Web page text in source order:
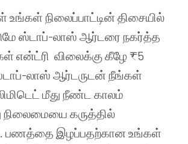
உங்கள் நிலைப்பாட்டின் திசையில்
ஸ்டாப்-லாஸ் ஆர்டரை நகர்த்த
என்ட்ரி விலைக்கு கீழே ₹5
லாஸ் ஆர்டருடன் நீங்கள்
லிமிடெட் மீது நீண்ட காலம்
நிலைமையை கருத்தில்
இழப்பதற்கான உங்கள்